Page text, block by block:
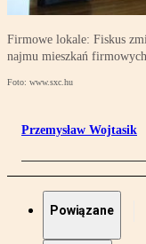
Firmowe lokale: Fiskus
najmu mieszkań firmowych
Foto: www.sxc.hu
Przemysław Wojtasik
Powiązane